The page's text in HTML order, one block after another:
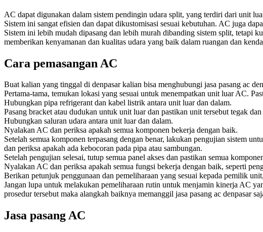
AC dapat digunakan dalam sistem pendingin udara split, yang terdiri dari unit
Sistem ini sangat efisien dan dapat dikustomisasi sesuai kebutuhan. AC juga
Sistem ini lebih mudah dipasang dan lebih murah dibanding sistem split, tetapi
memberikan kenyamanan dan kualitas udara yang baik dalam ruangan dan
Cara pemasangan AC
Buat kalian yang tinggal di denpasar kalian bisa menghubungi jasa pasang ac
Pertama-tama, temukan lokasi yang sesuai untuk menempatkan unit luar AC.
Hubungkan pipa refrigerant dan kabel listrik antara unit luar dan dalam.
Pasang bracket atau dudukan untuk unit luar dan pastikan unit tersebut tegak dan
Hubungkan saluran udara antara unit luar dan dalam.
Nyalakan AC dan periksa apakah semua komponen bekerja dengan baik.
Setelah semua komponen terpasang dengan benar, lakukan pengujian sistem
dan periksa apakah ada kebocoran pada pipa atau sambungan.
Setelah pengujian selesai, tutup semua panel akses dan pastikan semua
Nyalakan AC dan periksa apakah semua fungsi bekerja dengan baik, seperti
Berikan petunjuk penggunaan dan pemeliharaan yang sesuai kepada pemilik
Jangan lupa untuk melakukan pemeliharaan rutin untuk menjamin kinerja AC
prosedur tersebut maka alangkah baiknya memanggil jasa pasang ac denpasar
Jasa pasang AC